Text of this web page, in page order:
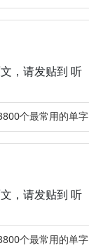
，请发贴到 听
个最常用的单字
，请发贴到 听
个最常用的单字